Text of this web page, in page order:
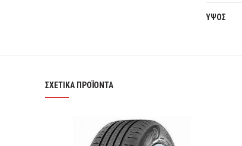
ΥΨΟΣ
ΣΧΕΤΙΚΆ ΠΡΟΪΌΝΤΑ